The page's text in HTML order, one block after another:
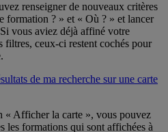
renseigner de nouveaux critères
formation ? » et « Où ? » et lancer
vous aviez déjà affiné votre
filtres, ceux-ci restent cochés pour
de ma recherche sur une carte
« Afficher la carte », vous pouvez
les formations qui sont affichées à